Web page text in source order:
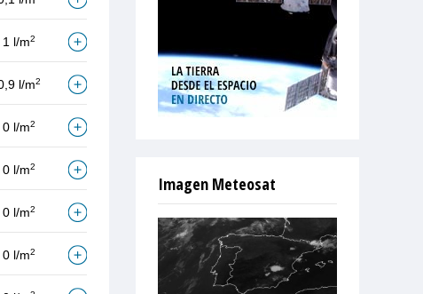
1 l/m2
l/m2
0 l/m2
0 l/m2
0 l/m2
0 l/m2
Imagen Meteosat